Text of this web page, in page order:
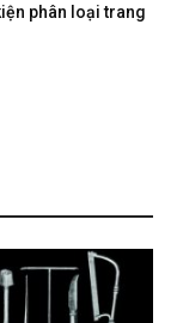
phân loại trang